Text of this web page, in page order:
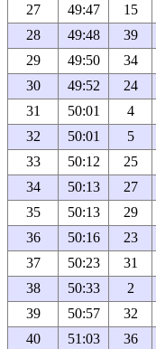
27
49:47 15
28
49:48 39
29
49:50 34
30
49:52 24
31
50:01 4
32
50:01 5
33
50:12 25
34
50:13 27
35
50:13 29
36
50:16 23
37
50:23 31
38
50:33 2
39
50:57 32
40
51:03 36